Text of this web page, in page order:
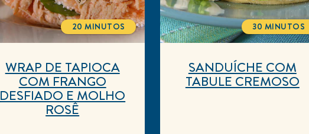
WRAP DE TAPIOCA
COM FRANGO
DESFIADO E MOLHO
ROSÊ
TOTALTIME
20 MINUTOS
SANDUÍCHE COM
TABULE CREMOSO
TOTALTIME
30 MINUTOS